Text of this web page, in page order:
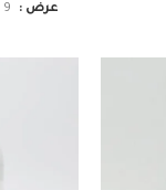
عرض 9